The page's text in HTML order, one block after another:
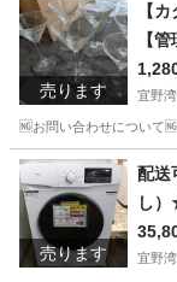
売ります
【
【
宜野
🆖お問い合わせについて
沖縄 宜野湾市
売ります
配送
し
き【
宜野